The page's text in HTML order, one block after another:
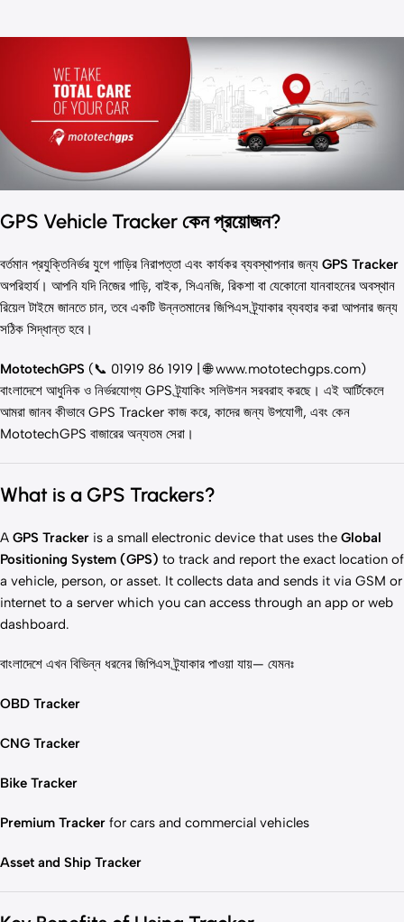
GPS Vehicle Tracker কেন প্রয়োজন?
বর্তমান প্রযুক্তিনির্ভর যুগে গাড়ির নিরাপত্তা এবং কার্যকর ব্যবস্থাপনার জন্য GPS Tracker
অপরিহার্য। আপনি যদি নিজের গাড়ি, বাইক, সিএনজি, রিকশা বা যেকোনো যানবাহনের অবস্থান
রিয়েল টাইমে জানতে চান, তবে একটি উন্নতমানের জিপিএস ট্র্যাকার ব্যবহার করা আপনার জন্য
সঠিক সিদ্ধান্ত হবে।
MototechGPS (📞 01919 86 1919 | 🌐www.mototechgps.com)
বাংলাদেশে আধুনিক ও নির্ভরযোগ্য GPS ট্র্যাকিং সলিউশন সরবরাহ করছে। এই আর্টিকেলে
আমরা জানব কীভাবে GPS Tracker কাজ করে, কাদের জন্য উপযোগী, এবং কেন
MototechGPS বাজারের অন্যতম সেরা।
What is a GPS Trackers?
A GPS Tracker is a small electronic device that uses the Global
Positioning System (GPS) to track and report the exact location of
a vehicle, person, or asset. It collects data and sends it via GSM or
internet to a server which you can access through an app or web
dashboard.
বাংলাদেশে এখন বিভিন্ন ধরনের জিপিএস ট্র্যাকার পাওয়া যায়— যেমনঃ
OBD Tracker
CNG Tracker
Bike Tracker
Premium Tracker for cars and commercial vehicles
Asset and Ship Tracker